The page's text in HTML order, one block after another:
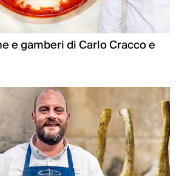
e gamberi di Carlo Cracco e